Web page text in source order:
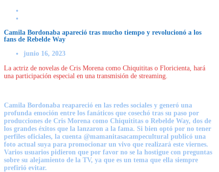
Camila Bordonaba apareció tras mucho tiempo y revolucionó a los
fans de Rebelde Way
junio 16, 2023
La actriz de novelas de Cris Morena como Chiquititas o Floricienta, hará
una participación especial en una transmisión de streaming.
Camila Bordonaba reapareció en las redes sociales y generó una
profunda emoción entre los fanáticos que cosechó tras su paso por
producciones de Cris Morena como Chiquititas o Rebelde Way, dos de
los grandes éxitos que la lanzaron a la fama. Si bien optó por no tener
perfiles oficiales, la cuenta @mamanitasacampecultural publicó una
foto actual suya para promocionar un vivo que realizará este viernes.
Varios usuarios pidieron que por favor no se la hostigue con preguntas
sobre su alejamiento de la TV, ya que es un tema que ella siempre
prefirió evitar.